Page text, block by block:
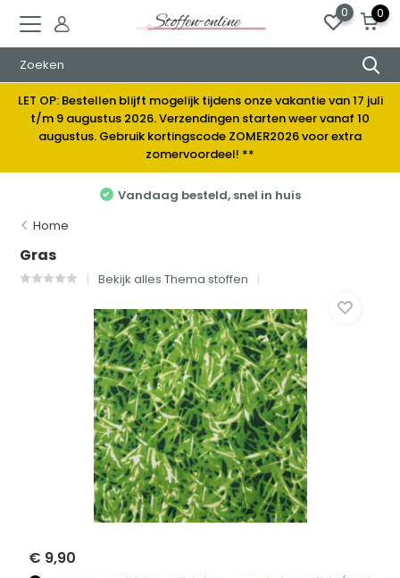
0 0
LET OP: Bestellen blijft mogelijk tijdens onze vakantie van 17 juli
t/m 9 augustus 2026. Verzendingen starten weer vanaf 10
augustus. Gebruik kortingscode ZOMER2026 voor extra
zomervoordeel! **
Vandaag besteld, snel in huis
Home
Gras
Bekijk alles Thema stoffen
€ 9,90